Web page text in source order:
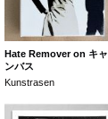
Hate Remover on キャ
ンバス
Kunstrasen